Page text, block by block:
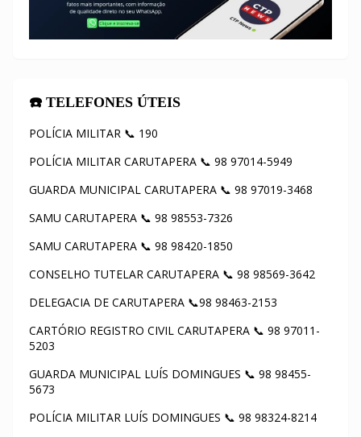
☎️ TELEFONES ÚTEIS
POLÍCIA MILITAR 📞 190
POLÍCIA MILITAR CARUTAPERA 📞 98 97014-5949
GUARDA MUNICIPAL CARUTAPERA 📞 98 97019-3468
SAMU CARUTAPERA 📞 98 98553-7326
SAMU CARUTAPERA 📞 98 98420-1850
CONSELHO TUTELAR CARUTAPERA 📞 98 98569-3642
DELEGACIA DE CARUTAPERA 📞98 98463-2153
CARTÓRIO REGISTRO CIVIL CARUTAPERA 📞 98 97011-
5203
GUARDA MUNICIPAL LUÍS DOMINGUES 📞 98 98455-
5673
POLÍCIA MILITAR LUÍS DOMINGUES 📞 98 98324-8214